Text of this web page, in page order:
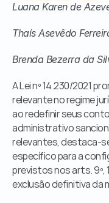
Luana Karen de
Thaís Asevêdo
Brenda Bezerra da
A Lei nº 14.230/2021
relevante no regime
ao redefinir seus
administrativo
relevantes, destaca-
específico para a
previstos nos arts. 9º,
exclusão definitiva da